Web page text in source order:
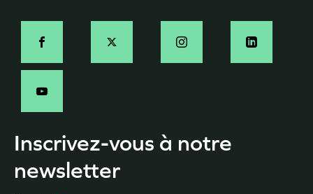
Social
Inscrivez-vous à notre
newsletter